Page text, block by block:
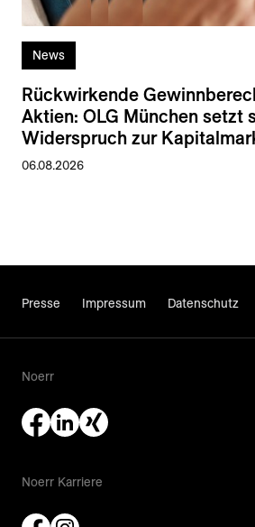
News
Rückwirkende
Aktien: OLG München setzt
Widerspruch zur
06.08.2026
Presse Impressum Datenschutz
Noerr
Noerr Karriere